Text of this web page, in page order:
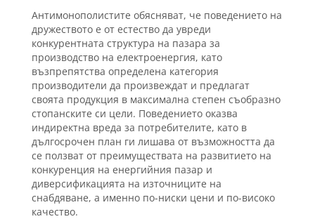
Антимонополистите обясняват, че поведението на
дружеството е от естество да увреди
конкурентната структура на пазара за
производство на електроенергия, като
възпрепятства определена категория
производители да произвеждат и предлагат
своята продукция в максимална степен съобразно
стопанските си цели. Поведението оказва
индиректна вреда за потребителите, като в
дългосрочен план ги лишава от възможността да
се ползват от преимуществата на развитието на
конкуренция на енергийния пазар и
диверсификацията на източниците на
снабдяване, а именно по-ниски цени и по-високо
качество.